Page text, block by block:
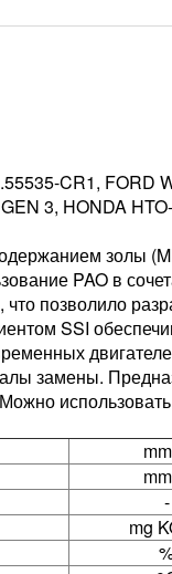
CR1, FORD
3, HONDA
золы
PAO в
позволило
SSI
замены.
-
mg